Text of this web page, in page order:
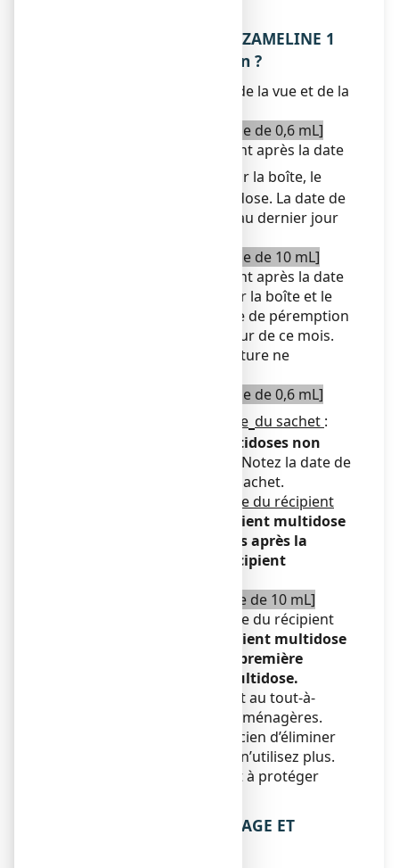
5. COMMENT CONSERVER ZAMELINE 1
mg/mL, collyre en solution ?
Tenir ce médicament hors de la vue et de la
[Pour un récipient multidose de 0,6 mL]
N’utilisez pas ce médicament après la date
sur la boîte, le
sachet et le récipient multidose. La date de
péremption fait référence au dernier jour
[Pour un récipient multidose de 10 mL]
N’utilisez pas ce médicament après la date
de péremption indiquée sur la boîte et le
récipient multidose. La date de péremption
fait référence au dernier jour de ce mois.
A conserver à une température ne
[Pour un récipient multidose de 0,6 mL]
Avant la première ouverture du sachet :
utiliser les récipients multidoses non
Notez la date de
première ouverture sur le sachet.
Après la première ouverture du récipient
utiliser le récipient multidose
refermé dans les 24 heures après la
première ouverture du récipient
Pour un récipient multidose de 10 mL]
Après la première ouverture du récipient
Utiliser le récipient multidose
dans les 30 jours après la première
ouverture du récipient multidose.
Ne jetez aucun médicament au tout-à-
les ordures ménagères.
Demandez à votre pharmacien d’éliminer
les médicaments que vous n’utilisez plus.
Ces mesures contribueront à protéger
6. CONTENU DE L’EMBALLAGE ET